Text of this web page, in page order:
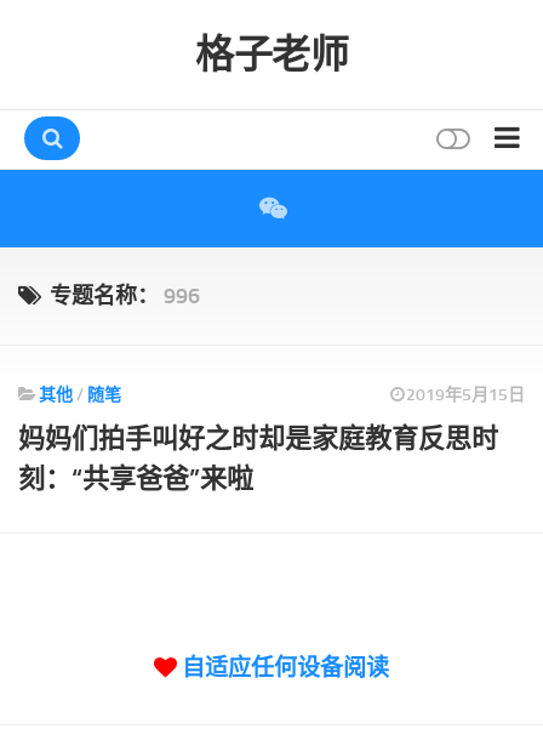
格子老师
互动
读者
专题名称： 996
其他/ 随笔 2019年5月15日
妈妈们拍手叫好之时却是家庭教育反思时
刻：“共享爸爸”来啦
自适应任何设备阅读